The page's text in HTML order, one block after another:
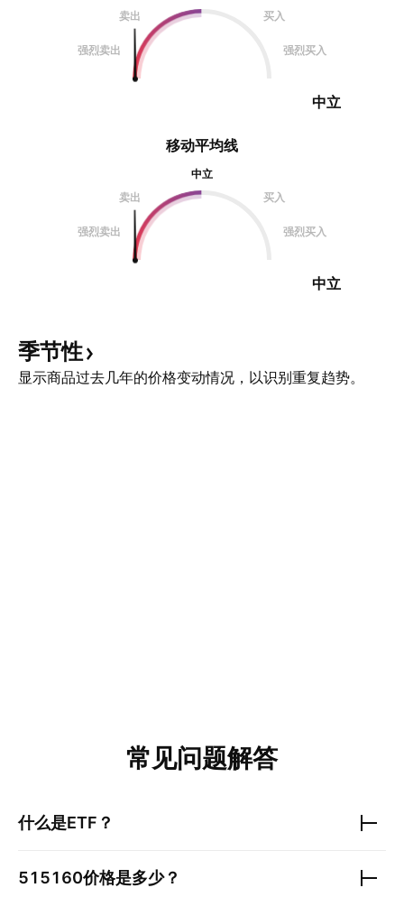
卖出
买入
强烈卖出 强烈买入
中立
移动平均线
中立
卖出
买入
强烈卖出 强烈买入
中立
季节性
显示商品过去几年的价格变动情况，以识别重复趋势。
常见问题解答
什么是ETF？
515160价格是多少？